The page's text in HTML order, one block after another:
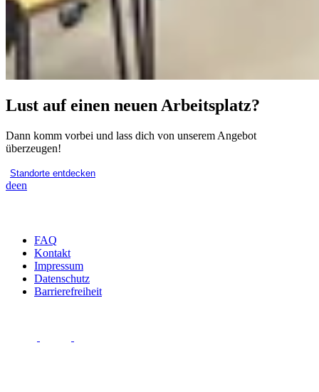
Lust auf einen neuen Arbeitsplatz?
Dann komm vorbei und lass dich von unserem Angebot
überzeugen!
Standorte entdecken
deen
FAQ
Kontakt
Impressum
Datenschutz
Barrierefreiheit